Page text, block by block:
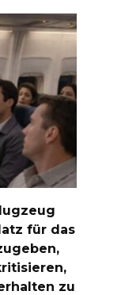
für das
zu